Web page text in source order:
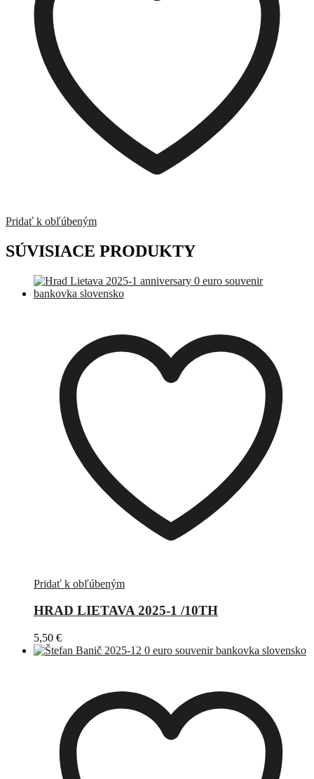
Pridať k obľúbeným
SÚVISIACE PRODUKTY
Pridať k obľúbeným
HRAD LIETAVA 2025-1 /10TH
5,50 €